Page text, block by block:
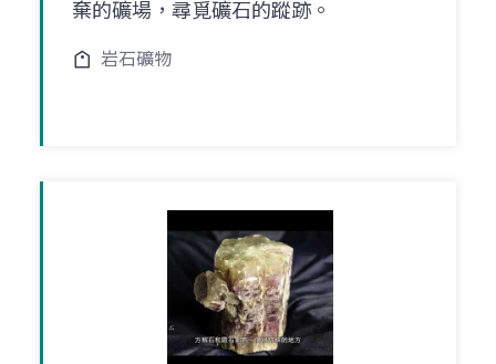
棄的礦場，尋覓礦石的蹤跡。
岩石礦物